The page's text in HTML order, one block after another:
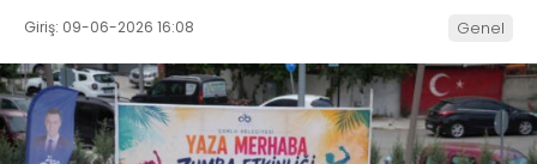
Giriş: 09-06-2026 16:08 Genel